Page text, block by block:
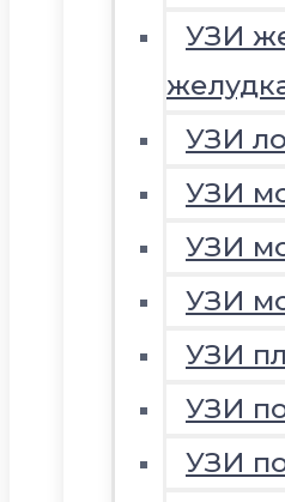
УЗИ
УЗИ
УЗИ
УЗИ
УЗИ
УЗИ
УЗИ
УЗИ